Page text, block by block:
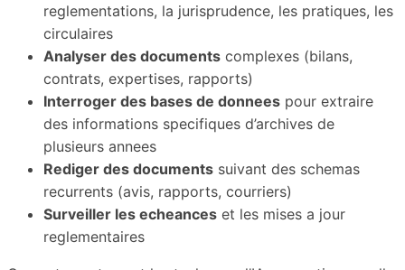
reglementations, la jurisprudence, les pratiques, les
circulaires
Analyser des documents complexes (bilans,
contrats, expertises, rapports)
Interroger des bases de donnees pour extraire
des informations specifiques d’archives de
plusieurs annees
Rediger des documents suivant des schemas
recurrents (avis, rapports, courriers)
Surveiller les echeances et les mises a jour
reglementaires